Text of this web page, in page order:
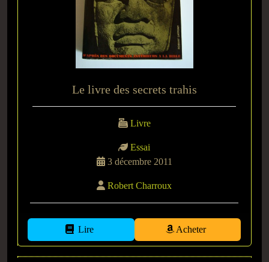
Le livre des secrets trahis
Livre
Essai
3 décembre 2011
Robert Charroux
Lire Acheter